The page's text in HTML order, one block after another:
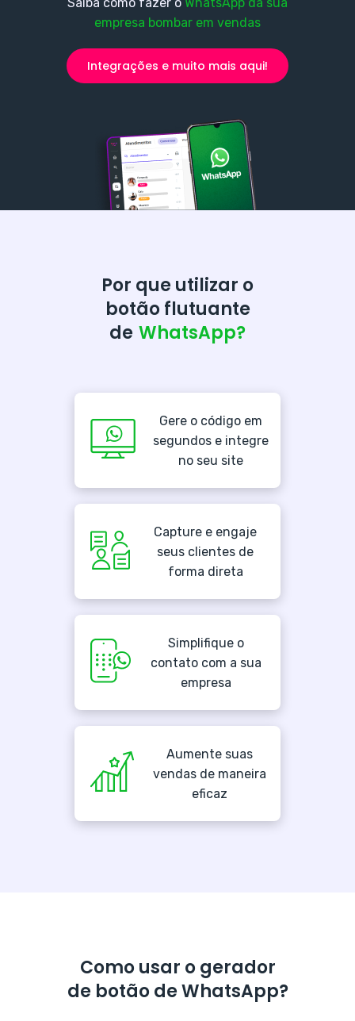
empresa bombar em vendas
Integrações e muito mais aqui!
Por que utilizar o
botão flutuante
de WhatsApp?
Gere o código em
segundos e integre
no seu site
Capture e engaje
seus clientes de
forma direta
Simplifique o
contato com a sua
empresa
Aumente suas
vendas de maneira
eficaz
Como usar o gerador
de botão de WhatsApp?